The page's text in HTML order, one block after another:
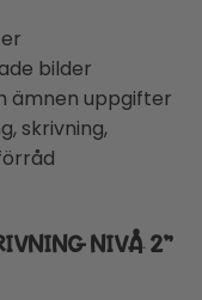
bilder
ämnen uppgifter
skrivning,
NIVÅ 2”